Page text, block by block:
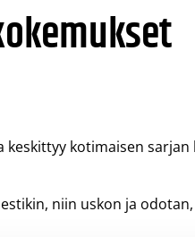
kotimaisen sarjan
niin uskon ja